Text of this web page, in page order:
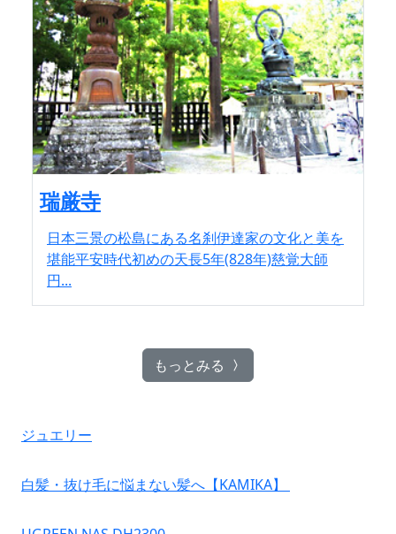
瑞厳寺
日本三景の松島にある名刹伊達家の文化と美を
堪能平安時代初めの天長5年(828年)慈覚大師
円...
もっとみる
ジュエリー
白髪・抜け毛に悩まない髪へ【KAMIKA】